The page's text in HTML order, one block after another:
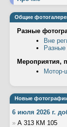
Общие
Разные
Вне
Мероприятия,
Мотор-
Новые
6 июля 2026 г.
» А 313 КМ 105